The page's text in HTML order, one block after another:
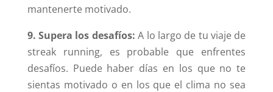
mantenerte motivado.
9. Supera los desafíos: A lo largo de tu viaje de
streak running, es probable que enfrentes
desafíos. Puede haber días en los que no te
sientas motivado o en los que el clima no sea